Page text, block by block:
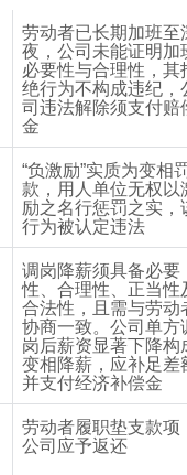
劳动者已长期加班至
夜，公司未能证明加
必要性与合理性，其
绝行为不构成违纪，
司违法解除须支付赔
金
“负激励”实质为变相
款，用人单位无权以
励之名行惩罚之实，
行为被认定违法
调岗降薪须具备必要
性、合理性、正当性
合法性，且需与劳动
协商一致。公司单方
岗后薪资显著下降构
变相降薪，应补足差
并支付经济补偿金
劳动者履职垫支款项
公司应予返还